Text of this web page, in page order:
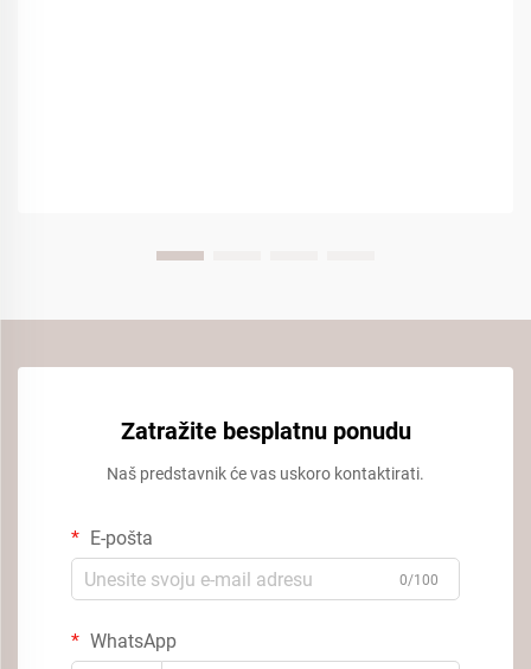
Zatražite besplatnu ponudu
Naš predstavnik će vas uskoro kontaktirati.
E-pošta
0/100
WhatsApp